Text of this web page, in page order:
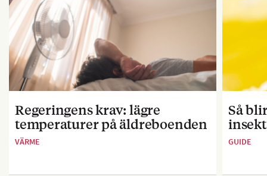
Regeringens krav: lägre
temperaturer på äldreboenden
VÄRME
Så
GUIDE